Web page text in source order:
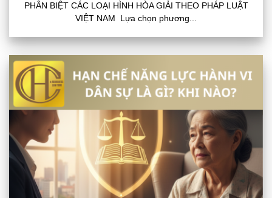
PHÂN BIỆT CÁC LOẠI HÌNH HÒA GIẢI THEO PHÁP LUẬT
VIỆT NAM Lựa chọn phương...